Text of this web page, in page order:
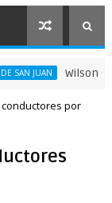
Wilson Gómez
conductores por